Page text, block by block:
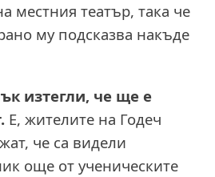
местния театър, така че
му подсказва накъде
изтегли, че ще е
Е, жителите на Годеч
че са видели
още от ученическите